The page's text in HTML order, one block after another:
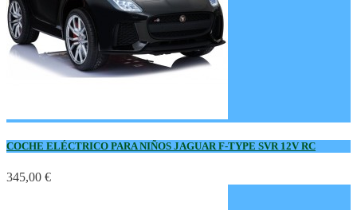
COCHE ELÉCTRICO PARA NIÑOS JAGUAR F-TYPE SVR 12V RC
345,00 €